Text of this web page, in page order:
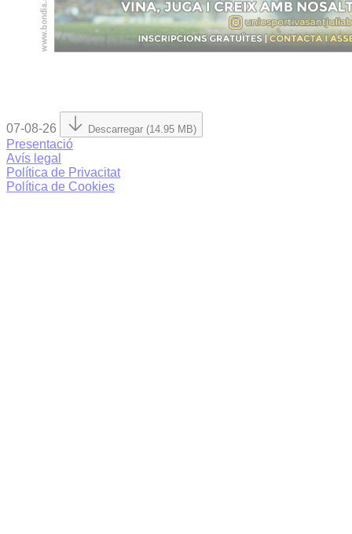
07-08-26 Descarregar (14.95 MB)
Presentació
Avís legal
Política de Privacitat
Política de Cookies